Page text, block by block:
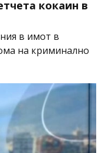
кокаин в
в имот в
на криминално